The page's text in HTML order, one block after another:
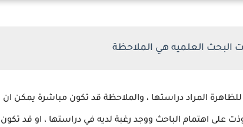
للظاهرة المراد دراستها ، والملاحظة قد تكون مباشرة يمكن
على اهتمام الباحث ووجد رغبة لديه في دراستها ، او قد